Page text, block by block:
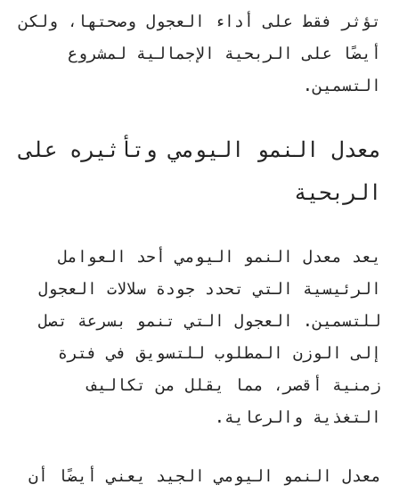
تؤثر فقط على أداء العجول وصحتها، ولكن
أيضًا على الربحية الإجمالية لمشروع
التسمين.
معدل النمو اليومي وتأثيره على
الربحية
يعد معدل النمو اليومي أحد العوامل
الرئيسية التي تحدد جودة سلالات العجول
للتسمين.
العجول التي تنمو بسرعة تصل
إلى الوزن المطلوب للتسويق في فترة
زمنية أقصر، مما يقلل من تكاليف
التغذية والرعاية.
معدل النمو اليومي الجيد يعني أيضًا أن